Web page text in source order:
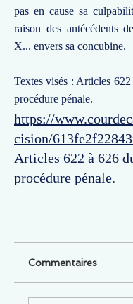
pas en cause sa
raison des antécédents
X... envers sa concubine.
Textes visés : Articles
procédure pénale.
https://
cision/
Articles 622 à 626
procédure pénale.
Commentaires